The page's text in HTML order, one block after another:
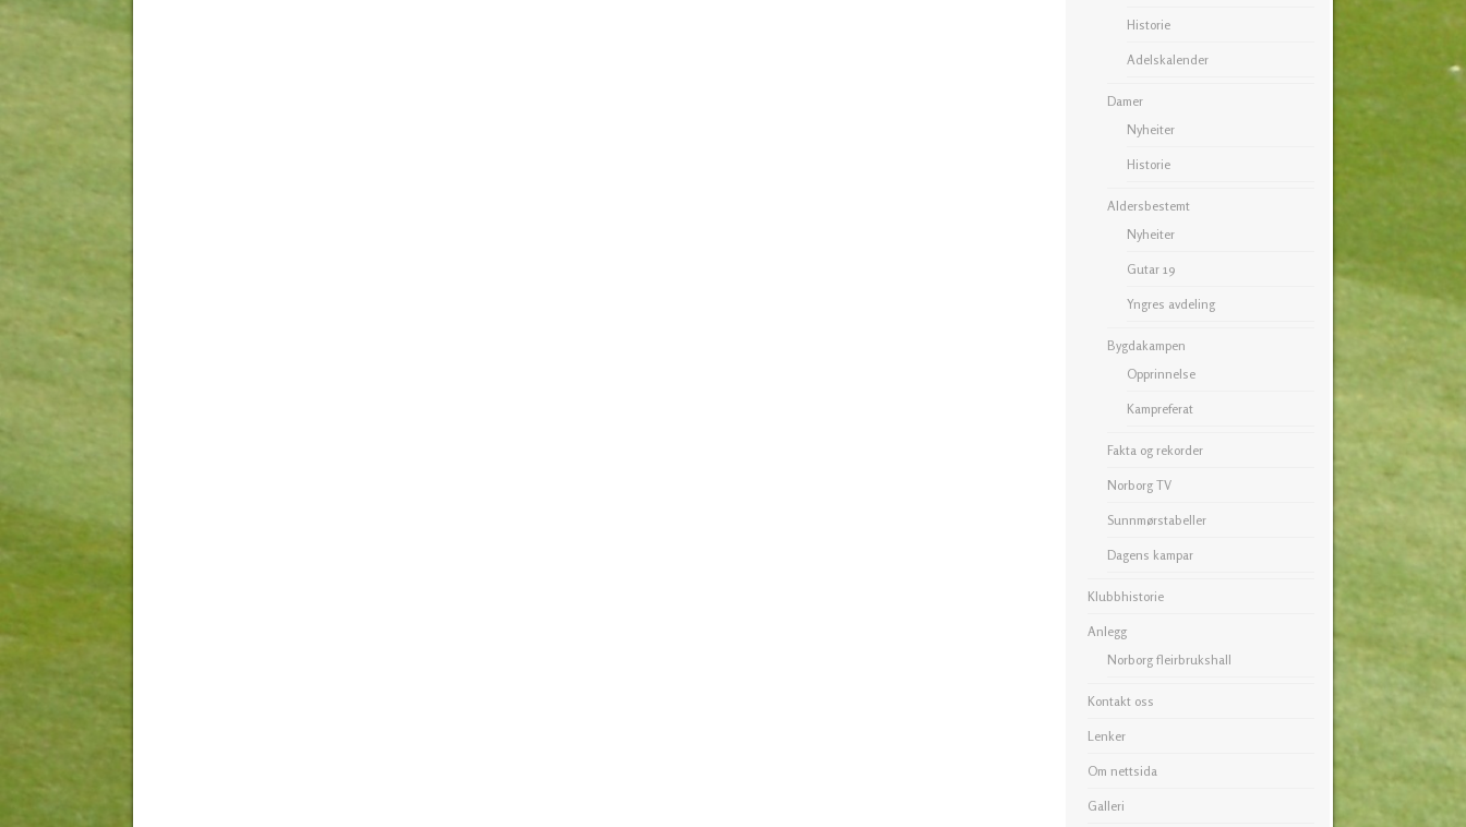
Historie
Adelskalender
Damer
Nyheiter
Historie
Aldersbestemt
Nyheiter
Gutar 19
Yngres avdeling
Bygdakampen
Opprinnelse
Kampreferat
Fakta og rekorder
Norborg TV
Sunnmørstabeller
Dagens kampar
Klubbhistorie
Anlegg
Norborg fleirbrukshall
Kontakt oss
Lenker
Om nettsida
Galleri